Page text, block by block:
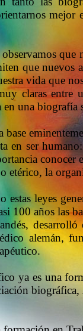
que nuevos
vida que
claras
una biografía
en ser
etérico, la
estas leyes
100 años las
alemán,
ya es una